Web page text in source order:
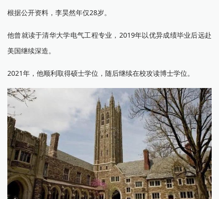
根据公开资料，李昊然年仅28岁。
他曾就读于清华大学电气工程专业，2019年以优异成绩毕业后远赴
美国继续深造。
2021年，他顺利取得硕士学位，随后继续在校攻读博士学位。